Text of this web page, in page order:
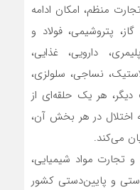
منظم، امکان ادامه
پتروشیمی، فولاد و
دارویی، غذایی،
نساجی، سلولزی،
هر یک حلقه‌ای از
اختلال در هر بخش آن،
می‌کند.
و تجارت مواد شیمیایی،
و پایین‌دستی کشور